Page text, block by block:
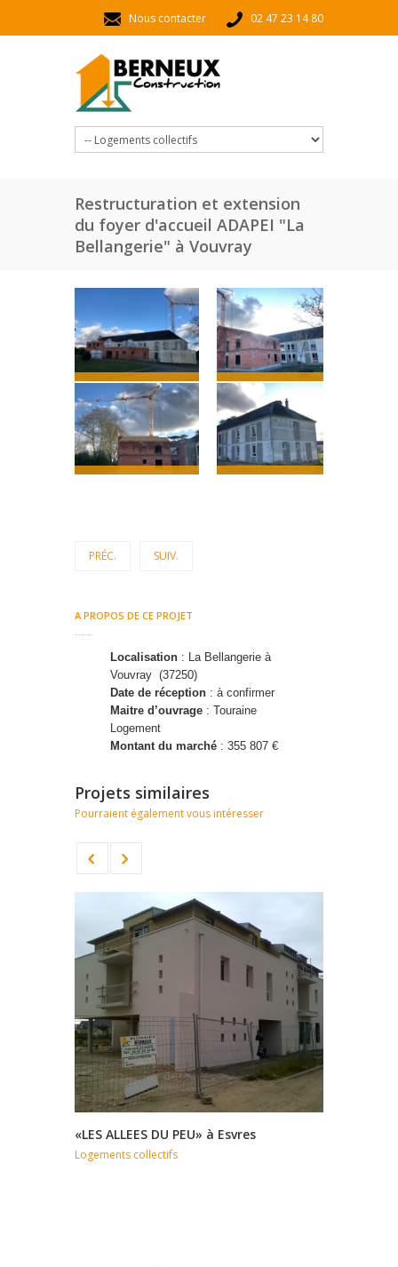
Nous contacter 02 47 23 14 80
Restructuration et extension
du foyer d'accueil ADAPEI "La
Bellangerie" à Vouvray
PRÉC. SUIV.
A PROPOS DE CE PROJET
Localisation : La Bellangerie à
Vouvray (37250)
Date de réception : à confirmer
Maitre d’ouvrage : Touraine
Logement
Montant du marché : 355 807 €
Projets similaires
Pourraient également vous intéresser
«LES ALLEES DU PEU» à Esvres
Logements collectifs